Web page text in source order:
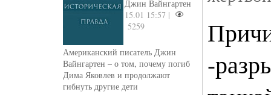
Джин Вайнгартен
15.01 15:57 |
5259
Американский писатель Джин
Вайнгартен – о том, почему погиб
Дима Яковлев и продолжают
гибнуть другие дети
-